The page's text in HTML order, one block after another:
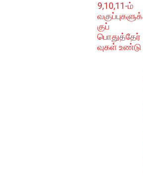
9,10,11-ம்
வகுப்புகளுக்
குப்
பொதுத்தேர்
வுகள் உண்டு